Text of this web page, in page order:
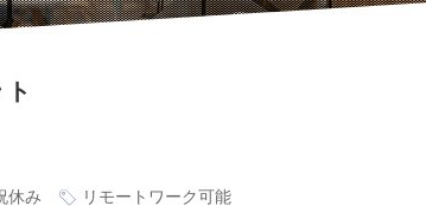
休み リモートワーク可能